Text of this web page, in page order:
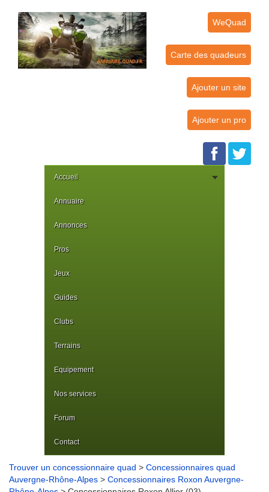
WeQuad
Carte des quadeurs
Ajouter un site
Ajouter un pro
Accueil
Annuaire
Annonces
Pros
Jeux
Guides
Clubs
Terrains
Equipement
Nos services
Forum
Contact
Trouver un concessionnaire quad > Concessionnaires quad
Auvergne-Rhône-Alpes > Concessionnaires Roxon Auvergne-